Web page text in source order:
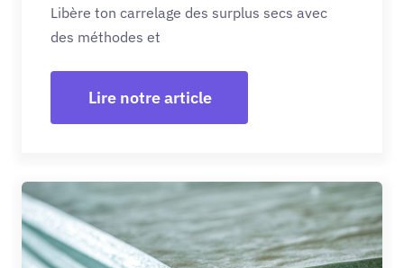
Libère ton carrelage des surplus secs avec
des méthodes et
Lire notre article